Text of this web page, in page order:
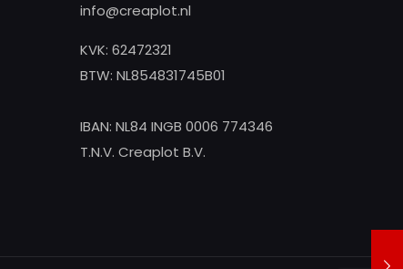
info@creaplot.nl
KVK: 62472321
BTW: NL854831745B01
IBAN: NL84 INGB 0006 774346
T.N.V. Creaplot B.V.